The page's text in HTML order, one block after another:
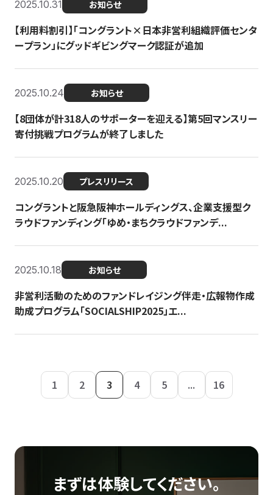
2025.10.31 お知らせ
【利用料割引】「コングラント×日本非営利組織評価センタ
ープラン」にグッドギビングマーク認証が追加
2025.10.24 お知らせ
【8団体が計318人のサポーターを迎える】​​第5回マンスリー
寄付挑戦プログラムが終了しました
2025.10.20 プレスリリース
コングラントと阪急阪神ホールディングス、企業支援型ク
ラウドファンディング「ゆめ・まちクラウドファンデ...
2025.10.18 お知らせ
非営利活動のためのファンドレイジング伴走・広報物作成
助成プログラム「SOCIALSHIP2025」エ...
1 2 3 4 5 ... 16
まずは体験してください。